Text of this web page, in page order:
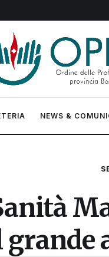
NEWS &